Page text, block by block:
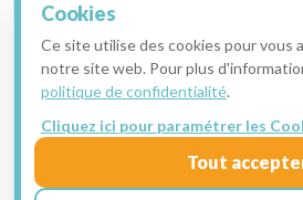
Copyright © 2015-2026 ·
Mentions légales·
Cookies
Ce site utilise des cookies pour vous
notre site web. Pour plus
politique de confidentialité.
Cliquez ici pour paramétrer les
Tout